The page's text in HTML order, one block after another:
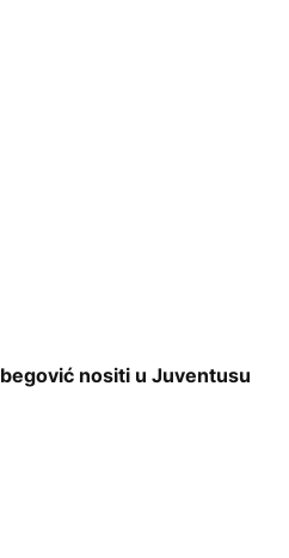
nositi u Juventusu